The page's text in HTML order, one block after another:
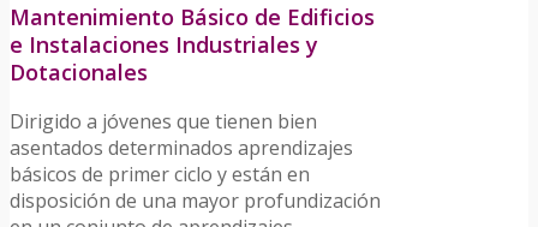
Mantenimiento Básico de Edificios
e Instalaciones Industriales y
Dotacionales
Dirigido a jóvenes que tienen bien
asentados determinados aprendizajes
básicos de primer ciclo y están en
disposición de una mayor profundización